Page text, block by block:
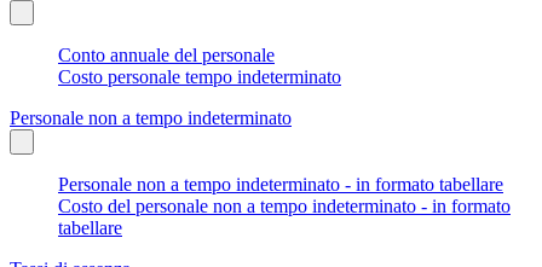
Conto annuale del personale
Costo personale tempo indeterminato
Personale non a tempo indeterminato
Personale non a tempo indeterminato - in formato tabellare
Costo del personale non a tempo indeterminato - in formato
tabellare